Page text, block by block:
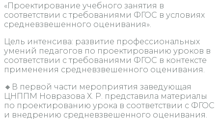
«Проектирование учебного занятия в
соответствии с требованиями ФГОС в условиях
средневзвешенного оценивания».
Цель интенсива: развитие профессиональных
умений педагогов по проектированию уроков в
соответствии с требованиями ФГОС в контексте
применения средневзвешенного оценивания.
🔸В первой части мероприятия заведующая
ЦНППМ Новразова Х. Р. представила материалы
по проектированию урока в соответствии с ФГОС
и внедрению средневзвешенного оценивания.